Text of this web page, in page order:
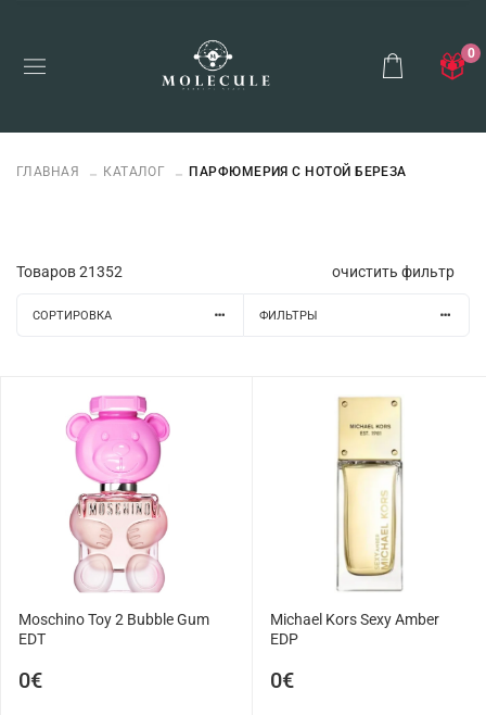
0
ГЛАВНАЯ КАТАЛОГ ПАРФЮМЕРИЯ С НОТОЙ БЕРЕЗА
Товаров21352 очистить фильтр
СОРТИРОВКА ФИЛЬТРЫ
Moschino Toy 2 Bubble Gum
EDT
0€
Michael Kors Sexy Amber
EDP
0€